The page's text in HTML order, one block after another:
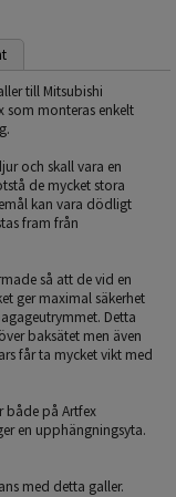
till Mitsubishi
som monteras enkelt
och skall vara en
de mycket stora
kan vara dödligt
fram från
så att de vid en
ger maximal säkerhet
Detta
baksätet men även
får ta mycket vikt med
både på Artfex
en upphängningsyta.
med detta galler.